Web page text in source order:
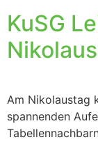
KuSG
Am Nikolaustag
spannenden